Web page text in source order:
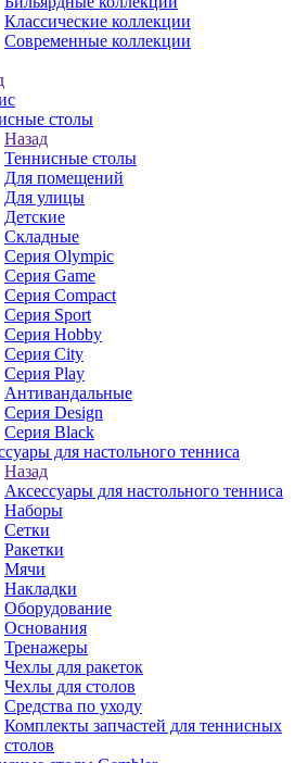
Классические коллекции
Современные коллекции
столы
Назад
Теннисные столы
Для помещений
Для улицы
Детские
Складные
Серия Olympic
Серия Game
Серия Compact
Серия Sport
Серия Hobby
Серия City
Серия Play
Антивандальные
Серия Design
Серия Black
для настольного тенниса
Назад
Аксессуары для настольного тенниса
Наборы
Сетки
Ракетки
Мячи
Накладки
Оборудование
Основания
Тренажеры
Чехлы для ракеток
Чехлы для столов
Средства по уходу
Комплекты запчастей для теннисных
столов